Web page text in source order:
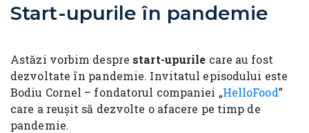
Start-upurile în pandemie
Astăzi vorbim despre start-upurile care au fost
dezvoltate în pandemie. Invitatul episodului este
Bodiu Cornel – fondatorul companiei „HelloFood”
care a reușit să dezvolte o afacere pe timp de
pandemie.